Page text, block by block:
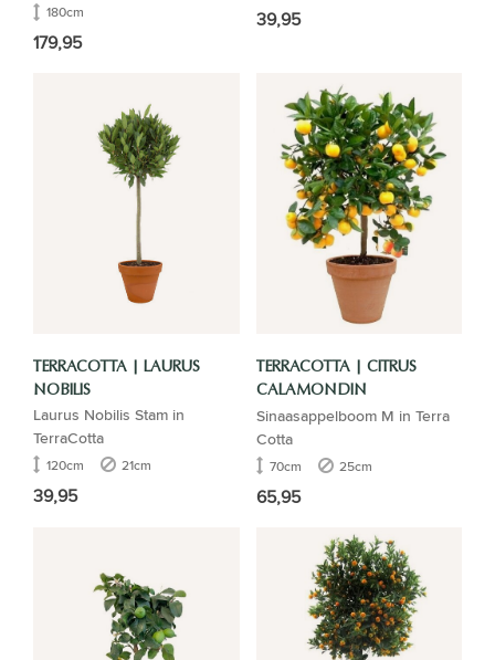
180cm
179,95
39,95
TERRACOTTA | LAURUS
NOBILIS
Laurus Nobilis Stam in
TerraCotta
120cm 21cm
39,95
TERRACOTTA | CITRUS
CALAMONDIN
CITROFORTUNELLA
Sinaasappelboom M in Terra
Cotta
70cm 25cm
65,95